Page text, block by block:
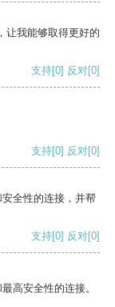
让我能够取得更好的
支持[0] 反对[0]
支持[0] 反对[0]
全性的连接，并帮
支持[0] 反对[0]
高安全性的连接。